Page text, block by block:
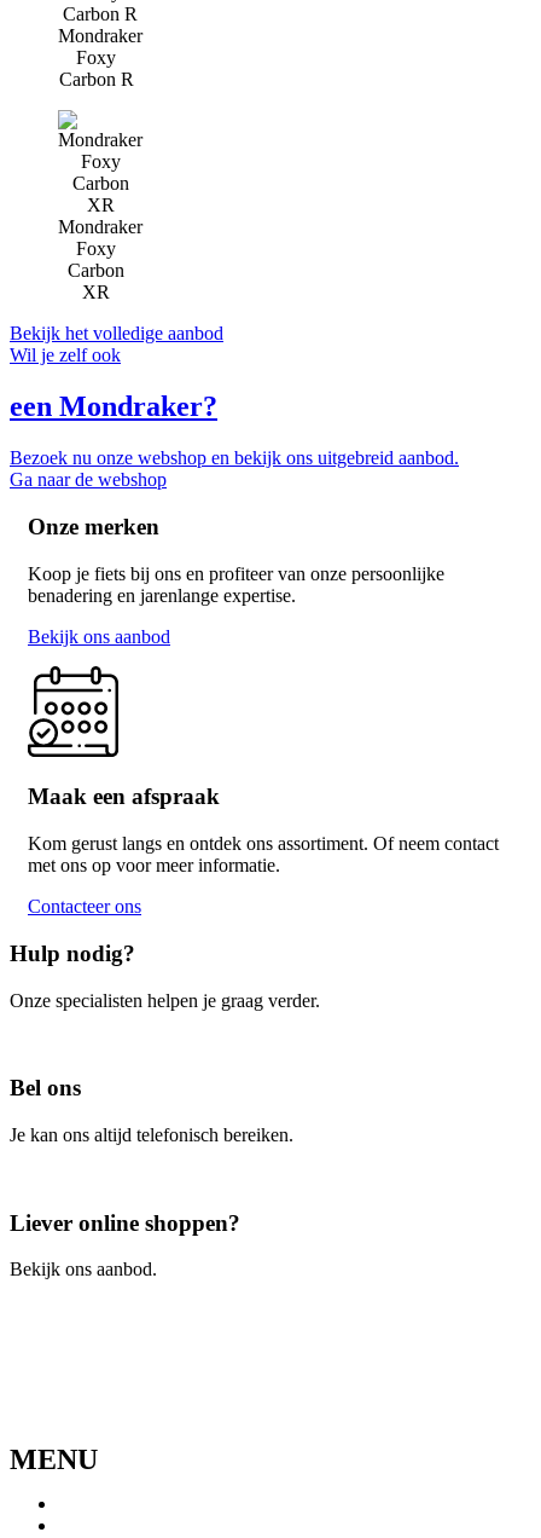
Mondraker
Foxy
Carbon R
Mondraker
Foxy
Carbon
XR
Bekijk het volledige aanbod
Wil je zelf ook
een Mondraker?
Bezoek nu onze webshop en bekijk ons uitgebreid aanbod.
Ga naar de webshop
Onze merken
Koop je fiets bij ons en profiteer van onze persoonlijke
benadering en jarenlange expertise.
Bekijk ons aanbod
Maak een afspraak
Kom gerust langs en ontdek ons assortiment. Of neem contact
met ons op voor meer informatie.
Contacteer ons
Hulp nodig?
Onze specialisten helpen je graag verder.
Bel ons
Je kan ons altijd telefonisch bereiken.
Liever online shoppen?
Bekijk ons aanbod.
MENU
Menu